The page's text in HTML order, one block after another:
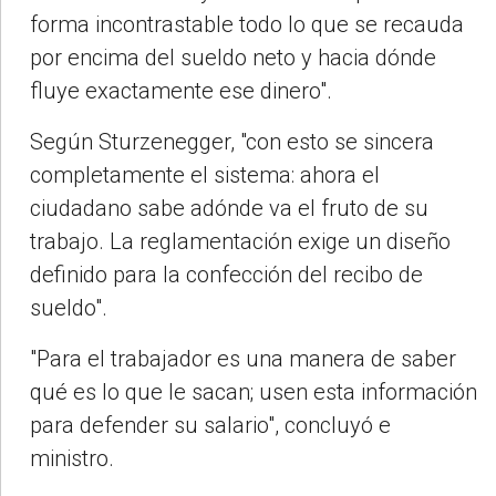
forma incontrastable todo lo que se recauda
por encima del sueldo neto y hacia dónde
fluye exactamente ese dinero".
Según Sturzenegger, "con esto se sincera
completamente el sistema: ahora el
ciudadano sabe adónde va el fruto de su
trabajo. La reglamentación exige un diseño
definido para la confección del recibo de
sueldo".
"Para el trabajador es una manera de saber
qué es lo que le sacan; usen esta información
para defender su salario", concluyó e
ministro.